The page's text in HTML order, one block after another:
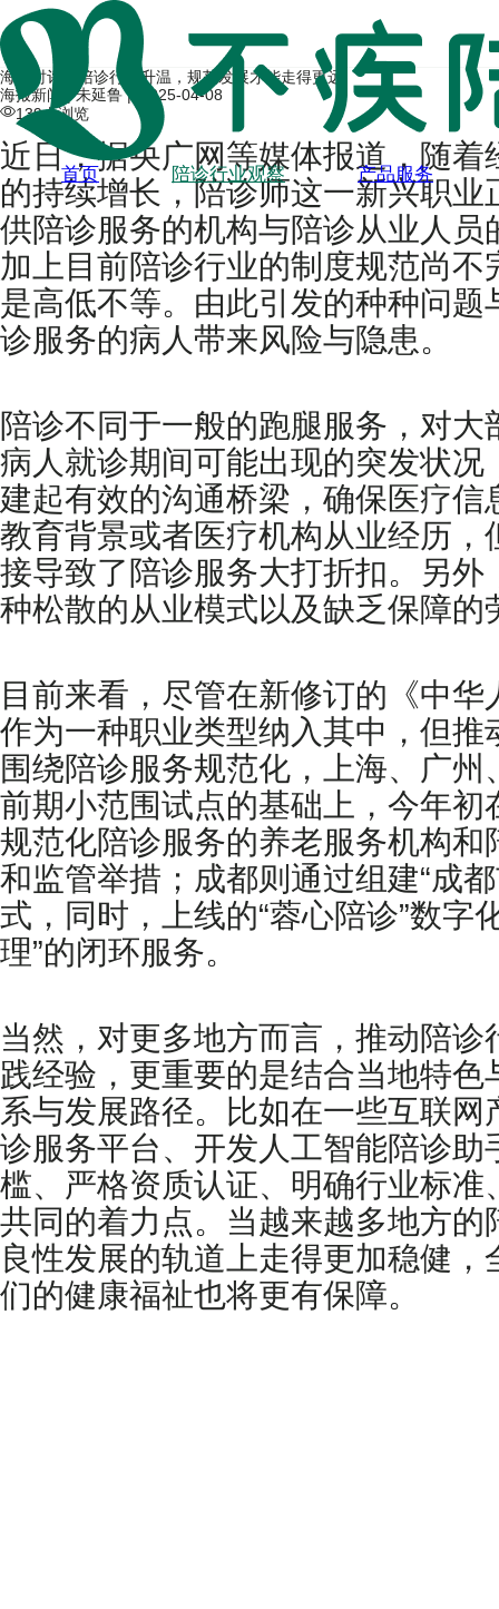
首页 陪诊行业观察 产品服务
海报时评丨陪诊行业升温，规范发展才能走得更远
海报新闻 | 朱延鲁 |
2025-04-08
139人浏览
近日，据央广网等媒体报道，随
的持续增长，陪诊师这一新兴职业
供陪诊服务的机构与陪诊从业人
加上目前陪诊行业的制度规范尚
是高低不等。由此引发的种种问
诊服务的病人带来风险与隐患。
陪诊不同于一般的跑腿服务，对
病人就诊期间可能出现的突发状
建起有效的沟通桥梁，确保医疗
教育背景或者医疗机构从业经历
接导致了陪诊服务大打折扣。另
种松散的从业模式以及缺乏保障
目前来看，尽管在新修订的《中
作为一种职业类型纳入其中，但
围绕陪诊服务规范化，上海、广
前期小范围试点的基础上，今年
规范化陪诊服务的养老服务机构
和监管举措；成都则通过组建“成
式，同时，上线的“蓉心陪诊”数
理”的闭环服务。
当然，对更多地方而言，推动陪
践经验，更重要的是结合当地特
系与发展路径。比如在一些互联
诊服务平台、开发人工智能陪诊
槛、严格资质认证、明确行业标
共同的着力点。当越来越多地方
良性发展的轨道上走得更加稳健
们的健康福祉也将更有保障。